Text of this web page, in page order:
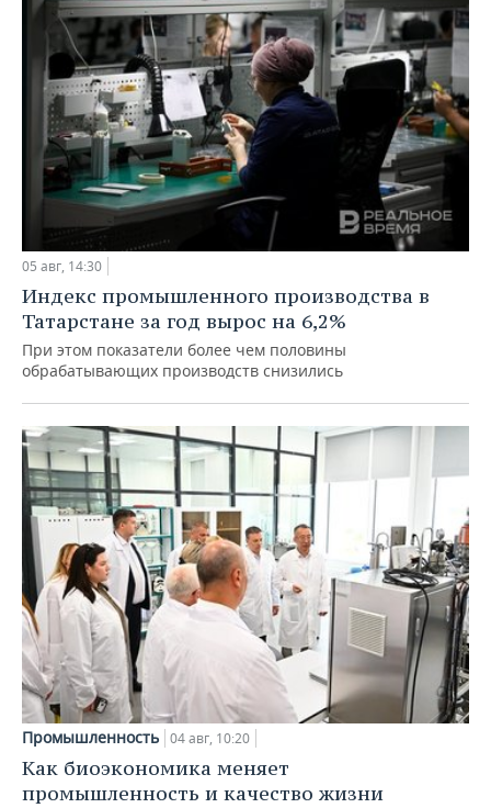
05 авг, 14:30
Индекс промышленного производства в
Татарстане за год вырос на 6,2%
При этом показатели более чем половины
обрабатывающих производств снизились
Промышленность 04 авг, 10:20
Как биоэкономика меняет
промышленность и качество жизни